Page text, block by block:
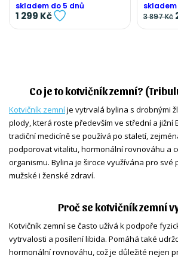
skladem do 5 dnů
1 299 Kč
3 897 Kč
Co je to kotvičník zemní?
Kotvičník zemníje vytrvalá bylina s drobnými
plody, která roste především ve střední a jižní
tradiční medicíně se používá po staletí,
podporovat vitalitu, hormonální rovnováhu a
organismu. Bylina je široce využívána pro své
mužské i ženské zdraví.
Proč se kotvičník zemní
Kotvičník zemní se často užívá k podpoře
vytrvalosti a posílení libida. Pomáhá také
hormonální rovnováhu, což je důležité nejen